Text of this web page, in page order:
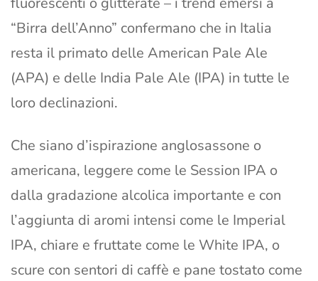
“Birra dell’Anno” confermano che in Italia
resta il primato delle American Pale Ale
(APA) e delle India Pale Ale (IPA) in tutte le
loro declinazioni.
Che siano d’ispirazione anglosassone o
americana, leggere come le Session IPA o
dalla gradazione alcolica importante e con
l’aggiunta di aromi intensi come le Imperial
IPA, chiare e fruttate come le White IPA, o
scure con sentori di caffè e pane tostato come